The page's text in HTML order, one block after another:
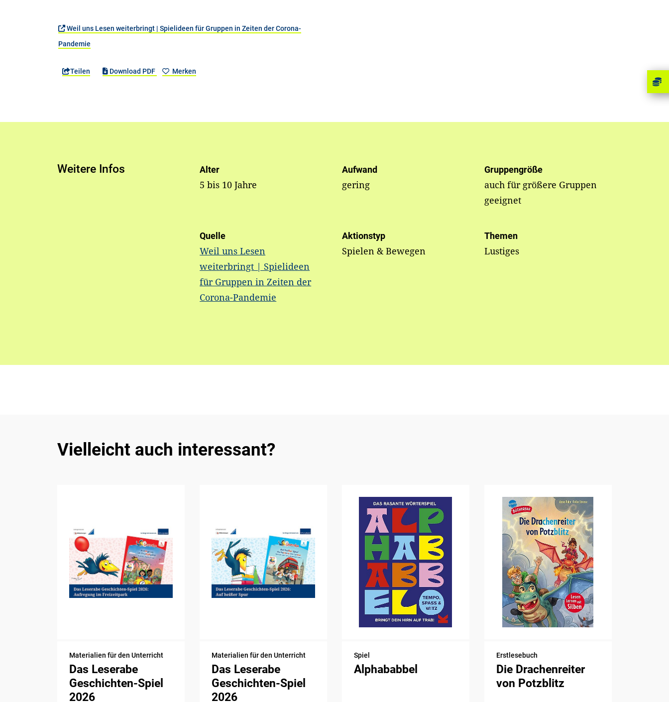
Weil uns Lesen weiterbringt | Spielideen für Gruppen in Zeiten der Corona-
Pandemie
Teilen Download PDF Merken
Weitere Infos Alter
5 bis 10 Jahre
Aufwand
gering
Gruppengröße
auch für größere Gruppen
geeignet
Quelle
Weil uns Lesen
weiterbringt | Spielideen
für Gruppen in Zeiten der
Corona-Pandemie
Aktionstyp
Spielen & Bewegen
Themen
Lustiges
Vielleicht auch interessant?
Materialien für den Unterricht
Das Leserabe
Geschichten-Spiel
2026
Materialien für den Unterricht
Das Leserabe
Geschichten-Spiel
2026
Spiel
Alphababbel
Erstlesebuch
Die Drachenreiter
von Potzblitz